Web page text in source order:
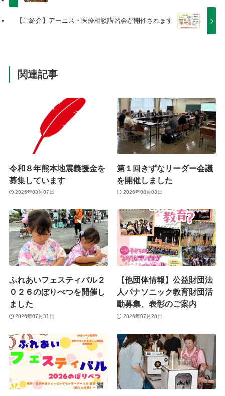
【ご紹介】アーニス・医療相談講習会が開催されます
関連記事
令和８年熊本地震義援金を
募集しています
2026年08月07日
第１回きずなリーダー会議
を開催しました
2026年08月03日
ふれあいフェスティバル２
０２６のぼりべつを開催し
ました
2026年07月31日
【他団体情報】公益財団法
人パナソニック教育財団活
動募集、表彰のご案内
2026年07月28日